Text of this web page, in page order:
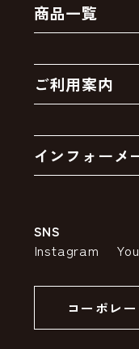
商品一覧
クーポン
卸販売・大量注文
ご利用案内
お支払いについて
ポイントについて
インフォーメ
特定商取引法の表示
SSLサーバー証明
SNS
Instagram
コーポレ